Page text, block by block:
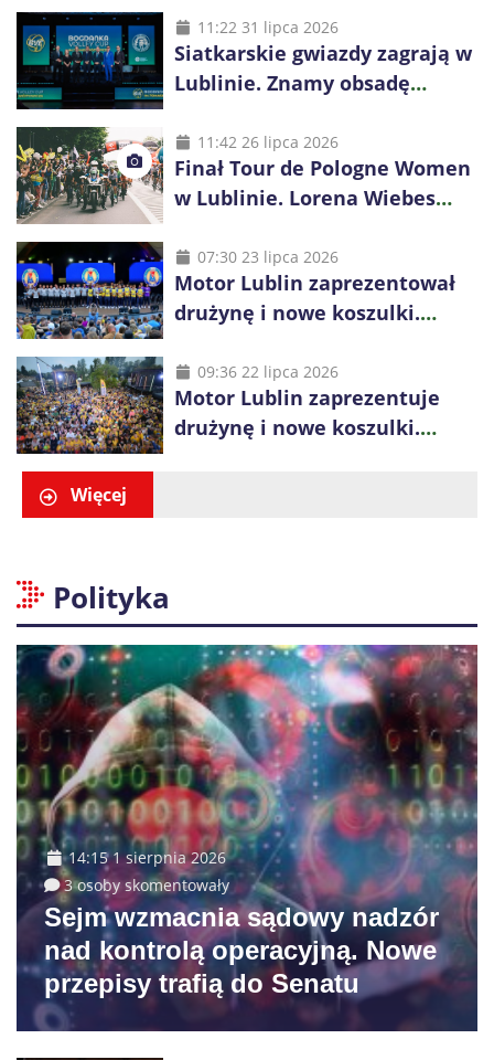
11:22 31 lipca 2026
Siatkarskie gwiazdy zagrają w
Lublinie. Znamy obsadę
11:42 26 lipca 2026
Finał Tour de Pologne Women
w Lublinie. Lorena Wiebes
07:30 23 lipca 2026
Motor Lublin zaprezentował
drużynę i nowe koszulki.
zespół w sezonie 2026/27
09:36 22 lipca 2026
Motor Lublin zaprezentuje
drużynę i nowe koszulki.
Więcej
Polityka
14:15 1 sierpnia 2026
3 osoby skomentowały
Sejm wzmacnia sądowy nadzór
nad kontrolą operacyjną. Nowe
przepisy trafią do Senatu